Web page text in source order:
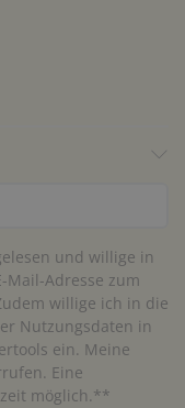
und willige in
Mail-Adresse zum
willige ich in die
Nutzungsdaten in
ein. Meine
Eine
möglich.**